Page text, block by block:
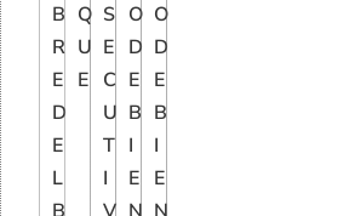
B
R
E
D
E
L
Q
U
E
S
E
C
U
T
I
O
D
E
B
I
E
O
D
E
B
I
E